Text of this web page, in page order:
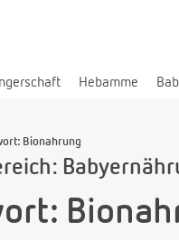
Hebamme
Bionahrung